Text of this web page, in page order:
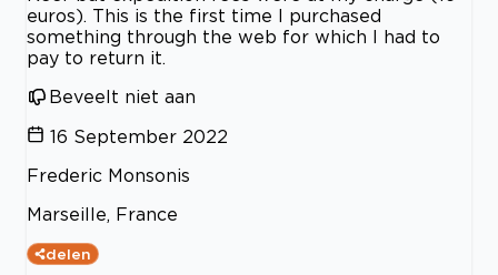
euros). This is the first time I purchased
something through the web for which I had to
pay to return it.
Beveelt niet aan
16 September 2022
Frederic Monsonis
Marseille, France
delen